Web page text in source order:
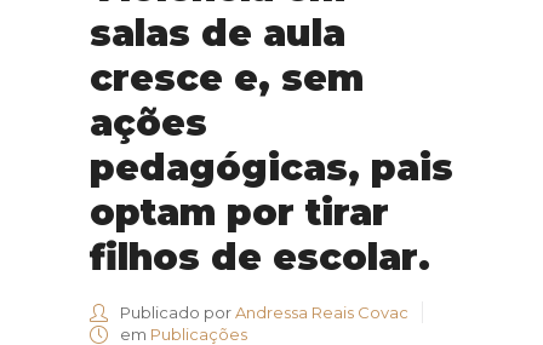
salas de aula
cresce e, sem
ações
pedagógicas, pais
optam por tirar
filhos de escolar.
Publicado porAndressa Reais Covac
em Publicações